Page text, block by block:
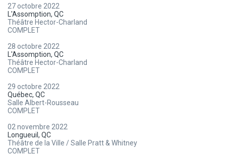
27 octobre 2022
L'Assomption, QC
Théâtre Hector-Charland
COMPLET
28 octobre 2022
L'Assomption, QC
Théâtre Hector-Charland
COMPLET
29 octobre 2022
Québec, QC
Salle Albert-Rousseau
COMPLET
02 novembre 2022
Longueuil, QC
Théâtre de la Ville / Salle Pratt & Whitney
COMPLET